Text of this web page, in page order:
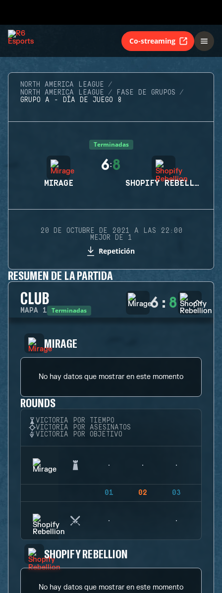
Co-streaming
NORTH AMERICA LEAGUE
NORTH AMERICA LEAGUE
FASE DE GRUPOS
GRUPO A - DÍA DE JUEGO 8
Terminadas
MIRAGE
6:8
SHOPIFY REBELLION
20 DE OCTUBRE DE 2021 A LAS 22:00
MEJOR DE 1
Repetición
RESUMEN DE LA PARTIDA
CLUB
MAPA 1 Terminadas 6 : 8
MIRAGE
No hay datos que mostrar en este momento
ROUNDS
VICTORIA POR TIEMPO
VICTORIA POR ASESINATOS
VICTORIA POR OBJETIVO
01 02 03
SHOPIFY REBELLION
No hay datos que mostrar en este momento